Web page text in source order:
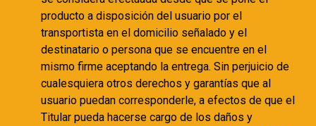
producto a disposición del usuario por el
transportista en el domicilio señalado y el
destinatario o persona que se encuentre en el
mismo firme aceptando la entrega. Sin perjuicio de
cualesquiera otros derechos y garantías que al
usuario puedan corresponderle, a efectos de que el
Titular pueda hacerse cargo de los daños y